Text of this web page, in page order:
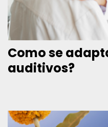
Como se
auditivos?